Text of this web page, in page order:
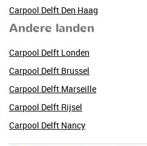
Carpool Delft Den Haag
Andere landen
Carpool Delft Londen
Carpool Delft Brussel
Carpool Delft Marseille
Carpool Delft Rijsel
Carpool Delft Nancy